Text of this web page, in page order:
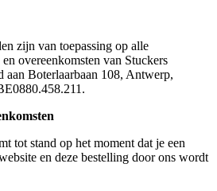
zijn van toepassing op alle
overeenkomsten van Stuckers
aan Boterlaarbaan 108, Antwerp,
tot stand op het moment dat je een
en deze bestelling door ons wordt